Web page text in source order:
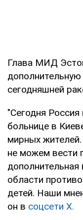
Глава МИД
сегодняшней
"Сегодня Россия
больнице в
мирных
не можем вести
области
детей. Наши
он в соцсети Х.